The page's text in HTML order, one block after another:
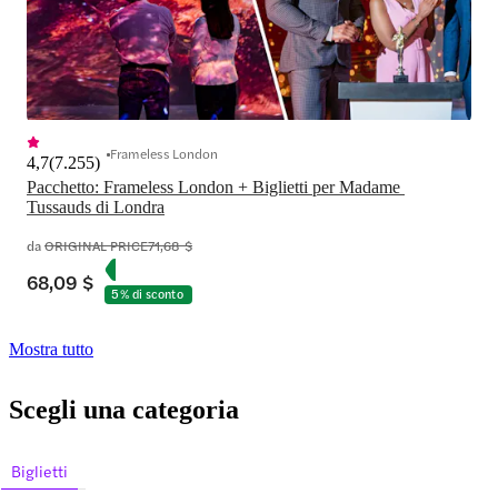
Pacchetto: Frameless London + Biglietti per Madame
Tussauds di Londra
4,7(7.255) Frameless London
daORIGINAL PRICE71,68 $
68,09 $ 5% di sconto
Mostra tutto
Scegli una categoria
Biglietti